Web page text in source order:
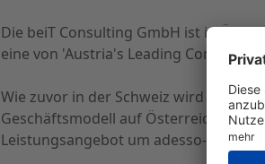
Die beiT Consulting GmbH ist in
eine von 'Austria's Leading
Wie zuvor in der Schweiz wird
Geschäftsmodell auf Österreich
Leistungsangebot um adesso-